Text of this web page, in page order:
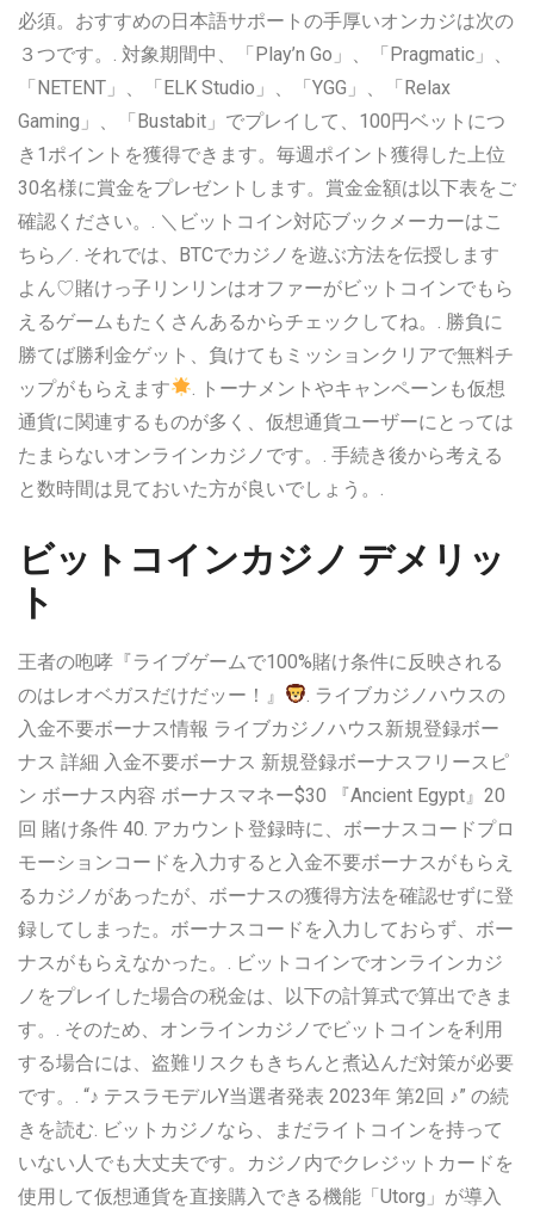
必須。おすすめの日本語サポートの手厚いオンカジは次の
３つです。. 対象期間中、「Play’n Go」、「Pragmatic」、
「NETENT」、「ELK Studio」、「YGG」、「Relax
Gaming」、「Bustabit」でプレイして、100円ベットにつ
き1ポイントを獲得できます。毎週ポイント獲得した上位
30名様に賞金をプレゼントします。賞金金額は以下表をご
確認ください。. ＼ビットコイン対応ブックメーカーはこ
ちら／. それでは、BTCでカジノを遊ぶ方法を伝授します
よん♡賭けっ子リンリンはオファーがビットコインでもら
えるゲームもたくさんあるからチェックしてね。. 勝負に
勝てば勝利金ゲット、負けてもミッションクリアで無料チ
ップがもらえます
. トーナメントやキャンペーンも仮想
通貨に関連するものが多く、仮想通貨ユーザーにとっては
たまらないオンラインカジノです。. 手続き後から考える
と数時間は見ておいた方が良いでしょう。.
ビットコインカジノ デメリッ
ト
王者の咆哮『ライブゲームで100%賭け条件に反映される
のはレオベガスだけだッー！』
. ライブカジノハウスの
入金不要ボーナス情報 ライブカジノハウス新規登録ボー
ナス 詳細 入金不要ボーナス 新規登録ボーナスフリースピ
ン ボーナス内容 ボーナスマネー$30 『Ancient Egypt』20
回 賭け条件 40. アカウント登録時に、ボーナスコードプロ
モーションコードを入力すると入金不要ボーナスがもらえ
るカジノがあったが、ボーナスの獲得方法を確認せずに登
録してしまった。ボーナスコードを入力しておらず、ボー
ナスがもらえなかった。. ビットコインでオンラインカジ
ノをプレイした場合の税金は、以下の計算式で算出できま
す。. そのため、オンラインカジノでビットコインを利用
する場合には、盗難リスクもきちんと煮込んだ対策が必要
です。. “♪ テスラモデルY当選者発表 2023年 第2回 ♪” の続
きを読む. ビットカジノなら、まだライトコインを持って
いない人でも大丈夫です。カジノ内でクレジットカードを
使用して仮想通貨を直接購入できる機能「Utorg」が導入